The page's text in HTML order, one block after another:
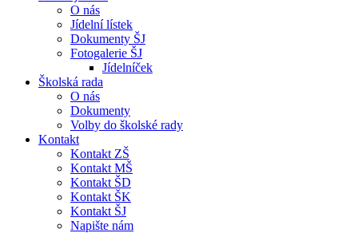
O nás
Jídelní lístek
Dokumenty ŠJ
Fotogalerie ŠJ
Jídelníček
Školská rada
O nás
Dokumenty
Volby do školské rady
Kontakt
Kontakt ZŠ
Kontakt MŠ
Kontakt ŠD
Kontakt ŠK
Kontakt ŠJ
Napište nám